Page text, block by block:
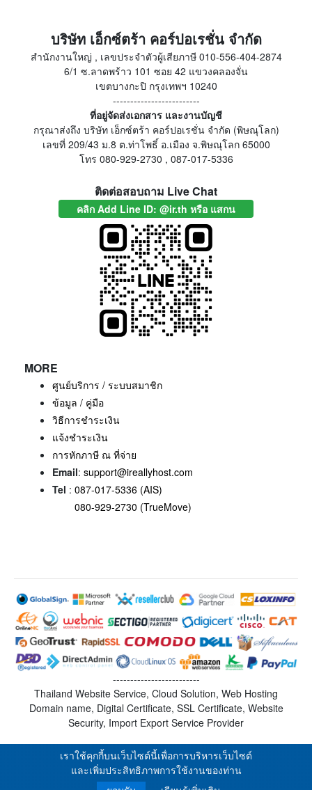
บริษัท เอ็กซ์ตร้า คอร์ปอเรชั่น จำกัด
สำนักงานใหญ่ , เลขประจำตัวผู้เสียภาษี 010-556-404-2874
6/1 ซ.ลาดพร้าว 101 ซอย 42 แขวงคลองจั่น
เขตบางกะปิ กรุงเทพฯ 10240
-------------------------
ที่อยู่จัดส่งเอกสาร และงานบัญชี
กรุณาส่งถึง บริษัท เอ็กซ์ตร้า คอร์ปอเรชั่น จำกัด (พิษณุโลก)
เลขที่ 209/43 ม.8 ต.ท่าโพธิ์ อ.เมือง จ.พิษณุโลก 65000
โทร 080-929-2730 , 087-017-5336
ติดต่อสอบถาม Live Chat
คลิก Add Line ID: @ir.th หรือ แสกน
MORE
ศูนย์บริการ / ระบบสมาชิก
ข้อมูล / คู่มือ
วิธีการชำระเงิน
แจ้งชำระเงิน
การหักภาษี ณ ที่จ่าย
Email: support@ireallyhost.com
Tel : 087-017-5336 (AIS)
080-929-2730 (TrueMove)
-------------------------
Thailand Website Service, Cloud Solution, Web Hosting
Domain name, Digital Certificate, SSL Certificate, Website
Security, Import Export Service Provider
เราใช้คุกกี้บนเว็บไซต์นี้เพื่อการบริหารเว็บไซต์
และเพิ่มประสิทธิภาพการใช้งานของท่าน